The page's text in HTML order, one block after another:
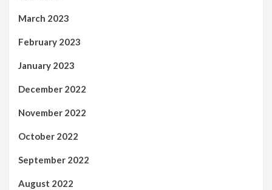
March 2023
February 2023
January 2023
December 2022
November 2022
October 2022
September 2022
August 2022